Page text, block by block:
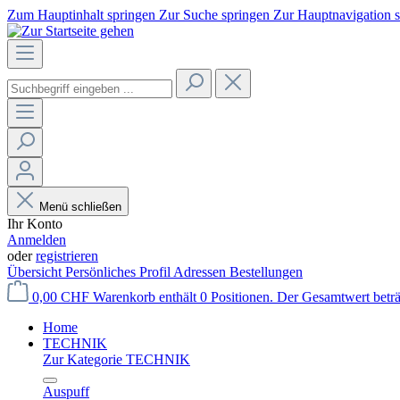
Zum Hauptinhalt springen Zur Suche springen Zur Hauptnavigation
Menü schließen
Ihr Konto
Anmelden
oderregistrieren
Übersicht Persönliches Profil Adressen Bestellungen
0,00 CHF Warenkorb enthält 0 Positionen. Der Gesamtwert
Home
TECHNIK
Zur Kategorie TECHNIK
Auspuff